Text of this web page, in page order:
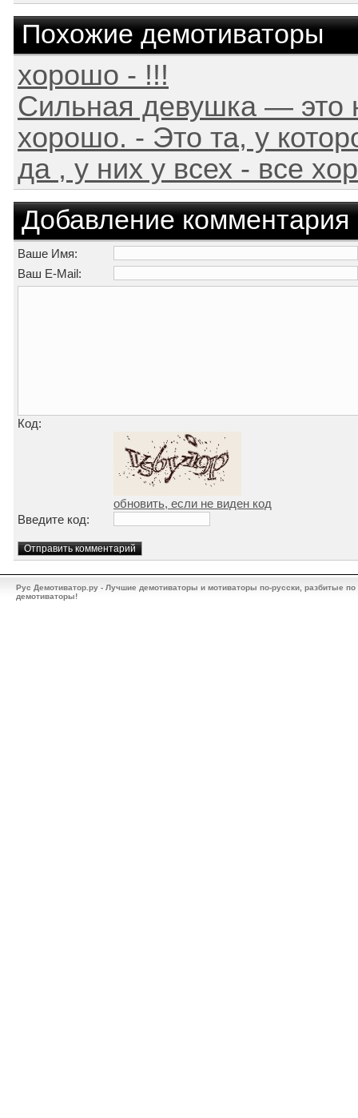
Похожие демотиваторы
хорошо - !!!
Сильная девушка — это
хорошо. - Это та, у
да , у них у всех - все
Добавление комментария
Ваше Имя:
Ваш E-Mail:
Код:
обновить, если не виден код
Введите код:
Рус Демотиватор.ру - Лучшие демотиваторы и мотиваторы по-русски, разбитые
демотиваторы!